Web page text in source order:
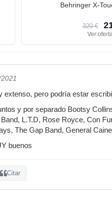
Behringer X-
320 €
Ver
extenso, pero podría estar
y por separado Bootsy
L.T.D, Rose Royce, Con
The Gap Band, General
buenos
Citar